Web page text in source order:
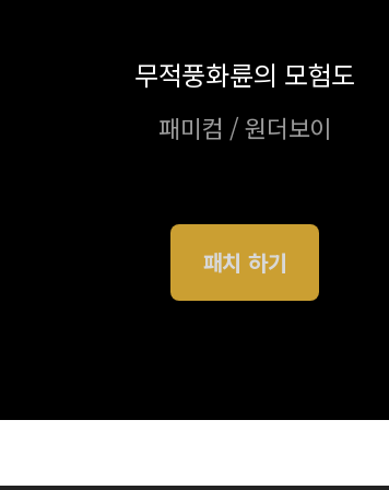
무적풍화륜의 모험도
패미컴 / 원더보이
패치 하기